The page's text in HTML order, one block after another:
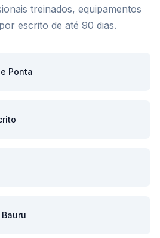
treinados, equipamentos
escrito de até 90 dias.
Ponta